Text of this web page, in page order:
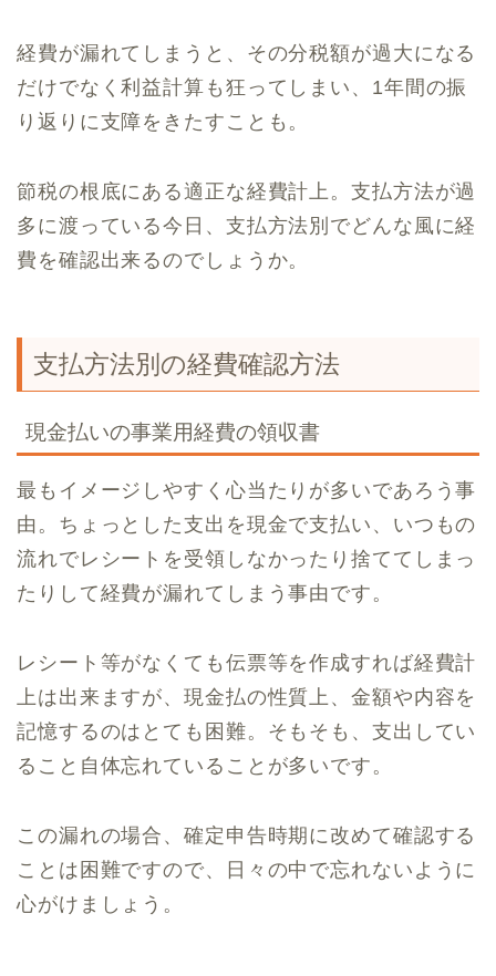
経費が漏れてしまうと、その分税額が過大になる
だけでなく利益計算も狂ってしまい、1年間の振
り返りに支障をきたすことも。
節税の根底にある適正な経費計上。支払方法が過
多に渡っている今日、支払方法別でどんな風に経
費を確認出来るのでしょうか。
支払方法別の経費確認方法
現金払いの事業用経費の領収書
最もイメージしやすく心当たりが多いであろう事
由。ちょっとした支出を現金で支払い、いつもの
流れでレシートを受領しなかったり捨ててしまっ
たりして経費が漏れてしまう事由です。
レシート等がなくても伝票等を作成すれば経費計
上は出来ますが、現金払の性質上、金額や内容を
記憶するのはとても困難。そもそも、支出してい
ること自体忘れていることが多いです。
この漏れの場合、確定申告時期に改めて確認する
ことは困難ですので、日々の中で忘れないように
心がけましょう。